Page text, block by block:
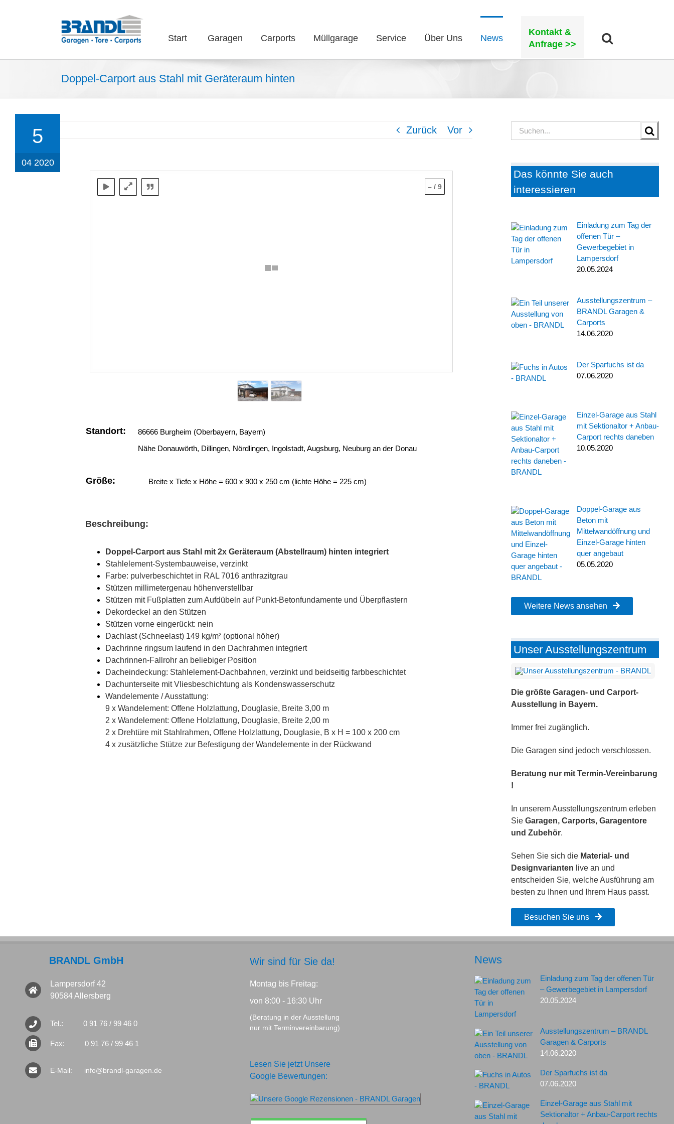
Start Garagen Carports Müllgarage Service Über Uns News
Kontakt &
Anfrage >>
Doppel-Carport aus Stahl mit Geräteraum hinten
Zurück Vor
5
04 2020
–/ 9
Standort:
86666 Burgheim (Oberbayern, Bayern)
Nähe Donauwörth, Dillingen, Nördlingen, Ingolstadt, Augsburg, Neuburg an der Donau
Größe: Breite x Tiefe x Höhe = 600 x 900 x 250 cm (lichte Höhe = 225 cm)
Beschreibung:
Doppel-Carport aus Stahl mit 2x Geräteraum (Abstellraum) hinten integriert
Stahlelement-Systembauweise, verzinkt
Farbe: pulverbeschichtet in RAL 7016 anthrazitgrau
Stützen millimetergenau höhenverstellbar
Stützen mit Fußplatten zum Aufdübeln auf Punkt-Betonfundamente und Überpflastern
Dekordeckel an den Stützen
Stützen vorne eingerückt: nein
Dachlast (Schneelast) 149 kg/m² (optional höher)
Dachrinne ringsum laufend in den Dachrahmen integriert
Dachrinnen-Fallrohr an beliebiger Position
Dacheindeckung: Stahlelement-Dachbahnen, verzinkt und beidseitig farbbeschichtet
Dachunterseite mit Vliesbeschichtung als Kondenswasserschutz
Wandelemente / Ausstattung:
9 x Wandelement: Offene Holzlattung, Douglasie, Breite 3,00 m
2 x Wandelement: Offene Holzlattung, Douglasie, Breite 2,00 m
2 x Drehtüre mit Stahlrahmen, Offene Holzlattung, Douglasie, B x H = 100 x 200 cm
4 x zusätzliche Stütze zur Befestigung der Wandelemente in der Rückwand
Suche
Das könnte Sie auch
interessieren
Einladung zum Tag der
offenen Tür –
Gewerbegebiet in
Lampersdorf
20.05.2024
Ausstellungszentrum –
BRANDL Garagen &
Carports
14.06.2020
Der Sparfuchs ist da
07.06.2020
Einzel-Garage aus Stahl
mit Sektionaltor + Anbau-
Carport rechts daneben
10.05.2020
Doppel-Garage aus
Beton mit
Mittelwandöffnung und
Einzel-Garage hinten
quer angebaut
05.05.2020
Weitere News ansehen
Unser Ausstellungszentrum
Die größte Garagen- und Carport-
Ausstellung in Bayern.
Immer frei zugänglich.
Die Garagen sind jedoch verschlossen.
Beratung nur mit Termin-Vereinbarung
!
In unserem Ausstellungszentrum erleben
Sie Garagen, Carports, Garagentore
und Zubehör.
Sehen Sie sich die Material- und
Designvarianten live an und
entscheiden Sie, welche Ausführung am
besten zu Ihnen und Ihrem Haus passt.
Besuchen Sie uns
BRANDL GmbH
Lampersdorf 42
90584 Allersberg
Tel.: 0 91 76 / 99 46 0
Fax: 0 91 76 / 99 46 1
E-Mail: info@brandl-garagen.de
Wir sind für Sie da!
Montag bis Freitag:
von 8:00 - 16:30 Uhr
(Beratung in der Ausstellung
nur mit Terminvereinbarung)
Lesen Sie jetzt Unsere
Google Bewertungen:
News
Einladung zum Tag der offenen Tür
– Gewerbegebiet in Lampersdorf
20.05.2024
Ausstellungszentrum – BRANDL
Garagen & Carports
14.06.2020
Der Sparfuchs ist da
07.06.2020
Einzel-Garage aus Stahl mit
Sektionaltor + Anbau-Carport rechts